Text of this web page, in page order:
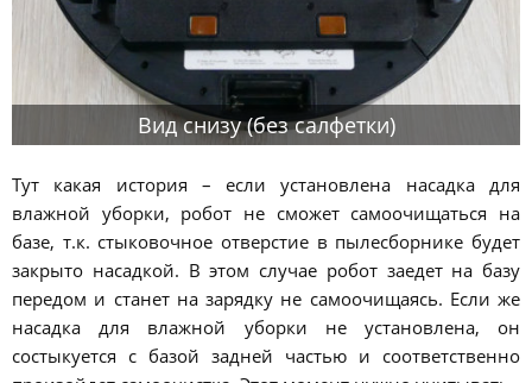
Вид снизу (без салфетки)
Тут какая история – если установлена насадка для
влажной уборки, робот не сможет самоочищаться на
базе, т.к. стыковочное отверстие в пылесборнике будет
закрыто насадкой. В этом случае робот заедет на базу
передом и станет на зарядку не самоочищаясь. Если же
насадка для влажной уборки не установлена, он
состыкуется с базой задней частью и соответственно